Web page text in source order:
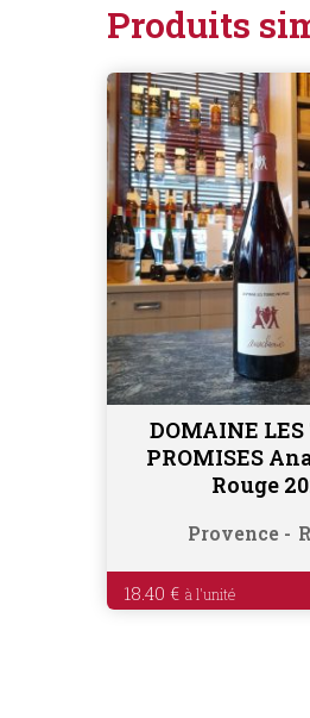
Produits
Ajouter au
DOMAINE LES
PROMISES
Rouge
Provence
18.40 €